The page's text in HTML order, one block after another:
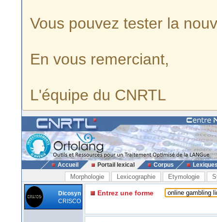
Vous pouvez tester la
En vous remerciant,
L'équipe du CNRTL
Accueil Portail lexical Corpus
Morphologie Lexicographie Etymologie
Dicosyn
CRISCO
Entrez une forme